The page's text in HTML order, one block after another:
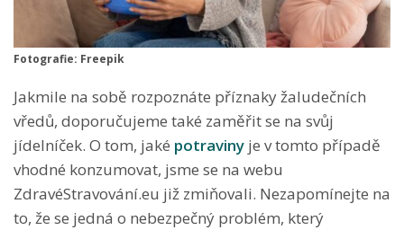
Fotografie: Freepik
Jakmile na sobě rozpoznáte příznaky žaludečních
vředů, doporučujeme také zaměřit se na svůj
jídelníček. O tom, jaké potraviny je v tomto případě
vhodné konzumovat, jsme se na webu
ZdravéStravování.eu již zmiňovali. Nezapomínejte na
to, že se jedná o nebezpečný problém, který